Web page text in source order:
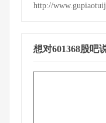
http://
想对601368股吧